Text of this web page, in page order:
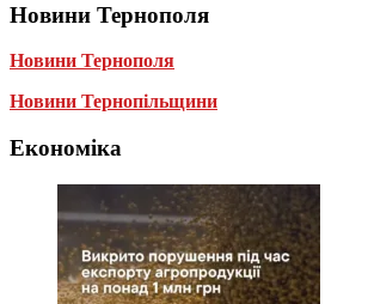
Новини Тернополя
Новини Тернополя
Новини Тернопільщини
Економіка